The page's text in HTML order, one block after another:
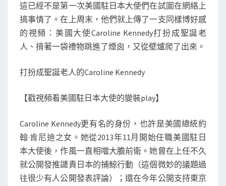
這已經不是第一次美國駐日本大使們在試圖在網絡上
搞事情了。在上周末，他們就上傳了一支同樣博好感
的視頻：美國大使Caroline Kennedy打扮成聖誕老
人、揹著一袋禮物跳進了煙囪，又從壁爐爬了出來。
打扮成聖誕老人的Caroline Kennedy
【戳視頻看美國駐日本大使的變裝play】
Caroline Kennedy更有名的身份，也許是美國總統約
翰·肯尼迪之女。她從2013年11月開始任職美國駐日
本大使後，作風一直相噹大膽前衛。她曾在上任不久
就公開發推譴責日本的捕鯨行動（這個微妙的議題過
往很少有人公開發表評論）；還在今年公開支持東京